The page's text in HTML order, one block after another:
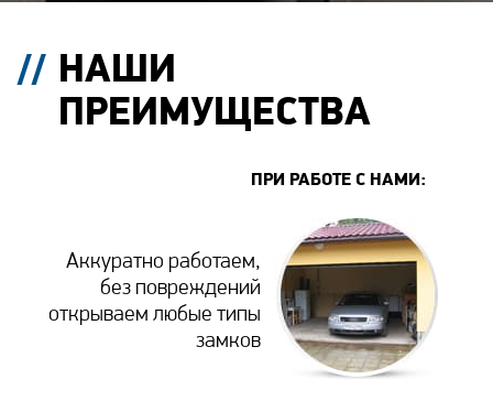
НАШИ
ПРЕИМУЩЕСТВА
ПРИ РАБОТЕ С НАМИ:
Аккуратно работаем,
без повреждений
открываем любые типы
замков